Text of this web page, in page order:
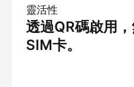
靈活性
透過QR碼啟用
SIM卡。